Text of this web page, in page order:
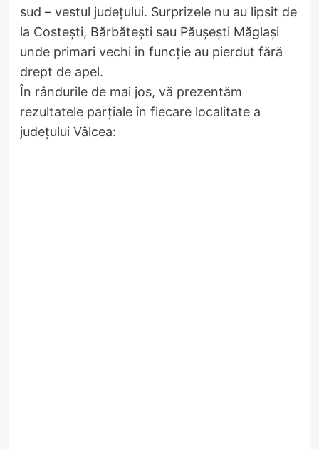
sud – vestul județului. Surprizele nu au lipsit de
la Costești, Bărbătești sau Păușești Măglași
unde primari vechi în funcție au pierdut fără
drept de apel.
În rândurile de mai jos, vă prezentăm
rezultatele parțiale în fiecare localitate a
județului Vâlcea: